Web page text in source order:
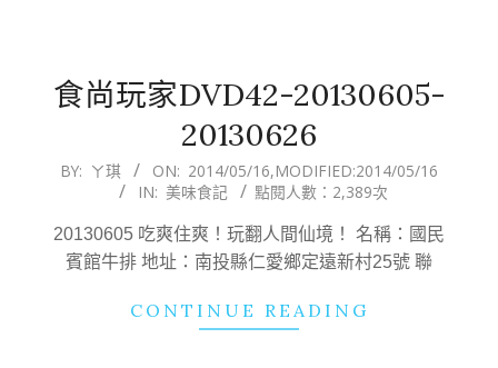
食尚玩家DVD42-20130605-
20130626
2014-
16
BY: ㄚ琪 ON: 2014/05/16,MODIFIED:2014/05/16
IN: 美味食記 點閱人數：2,389次
20130605 吃爽住爽！玩翻人間仙境！ 名稱：國民
賓館牛排 地址：南投縣仁愛鄉定遠新村25號 聯
CONTINUE READING